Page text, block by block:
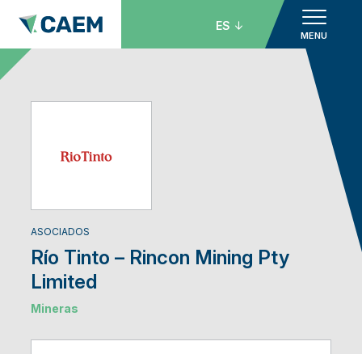
MENU
ES
ASOCIADOS
Río Tinto – Rincon Mining Pty
Limited
Mineras